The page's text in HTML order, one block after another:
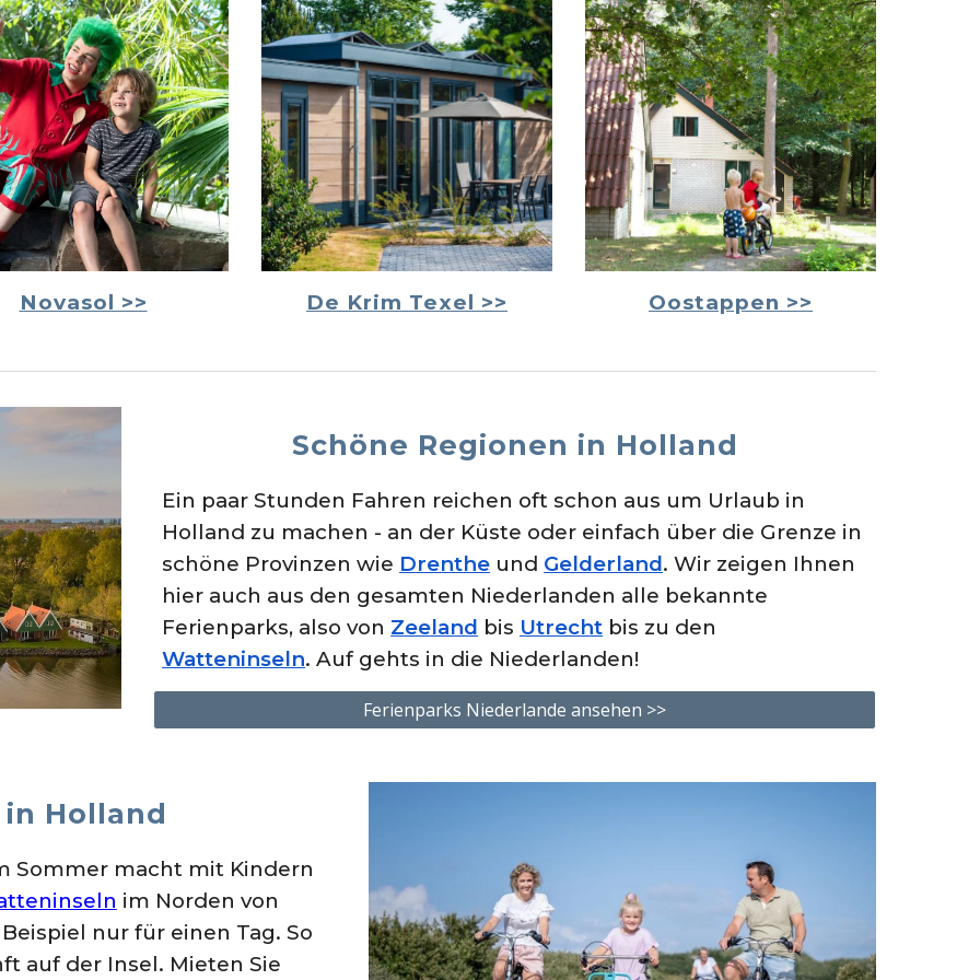
Novasol >> De Krim Texel >> Oostappen >>
Schöne Regionen in Holland
Ein paar Stunden Fahren reichen oft schon aus um Urlaub in
Holland zu machen - an der Küste oder einfach über die Grenze in
schöne Provinzen wie Drenthe und Gelderland. Wir zeigen Ihnen
hier auch aus den gesamten Niederlanden alle bekannte
Ferienparks, also von Zeeland bis Utrecht bis zu den
Watteninseln. Auf gehts in die Niederlanden!
Ferienparks Niederlande ansehen >>
in Holland
Sommer macht mit Kindern
im Norden von
nur für einen Tag. So
auf der Insel. Mieten Sie